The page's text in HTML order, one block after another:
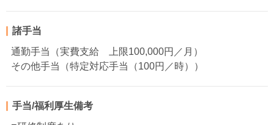
諸手当
通勤手当（実費支給 上限100,000円／月）
その他手当（特定対応手当（100円／時））
手当/福利厚生備考